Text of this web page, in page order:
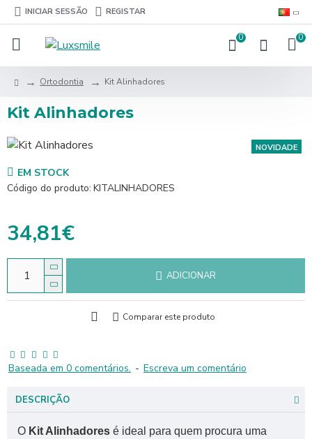
INICIAR SESSÃO REGISTAR
0 0
Ortodontia Kit Alinhadores
Kit Alinhadores
NOVIDADE
Baseada em 0 comentários. - Escreva um comentário
34,81€
EM STOCK
Código do produto: KITALINHADORES
ADICIONAR
Comparar este produto
DESCRIÇÃO
O Kit Alinhadores é ideal para quem procura uma